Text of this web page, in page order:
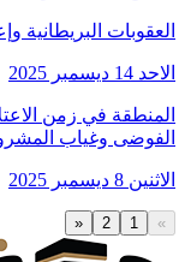
العقوبات البريطانية
الاحد 14 ديسمبر 2025
المنطقة في زمن
الفوضى وغياب
الاثنين 8 ديسمبر 2025
»
1
2
«